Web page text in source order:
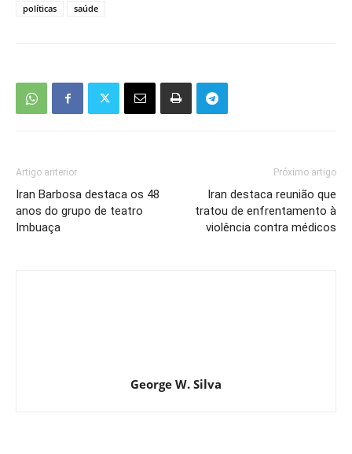
políticas
saúde
Artigo anterior
Iran Barbosa destaca os 48
anos do grupo de teatro
Imbuaça
Próximo artigo
Iran destaca reunião que
tratou de enfrentamento à
violência contra médicos
George W. Silva